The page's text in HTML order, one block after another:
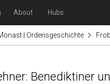
About Hubs
| Ordensgeschichte
Benediktiner